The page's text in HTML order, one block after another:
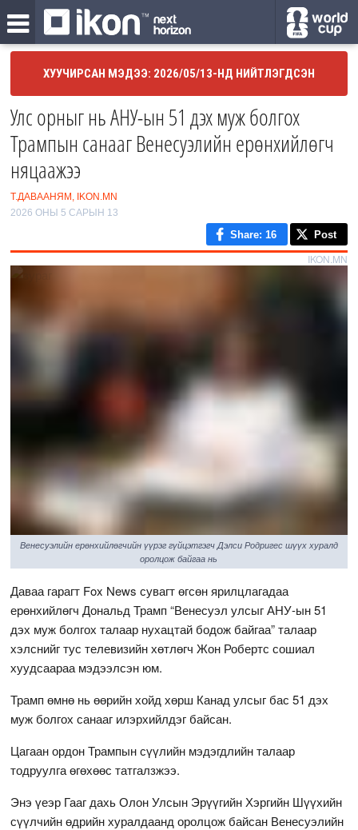
ХУУЧИРСАН МЭДЭЭ: 2026/05/13-НД НИЙТЛЭГДСЭН
Улс орныг нь АНУ-ын 51 дэх муж болгох
Трампын санааг Венесуэлийн ерөнхийлөгч
няцаажээ
Т.ДАВААНЯМ, IKON.MN
2026 ОНЫ 5 САРЫН 13
Share: 16 Post
IKON.MN
Венесуэлийн ерөнхийлөгчийн үүрэг гүйцэтгэгч Дэлси Родригес шүүх хуралд
оролцож байгаа нь
Даваа гарагт Fox News сувагт өгсөн ярилцлагадаа
ерөнхийлөгч Дональд Трамп “Венесуэл улсыг АНУ-ын 51
дэх муж болгох талаар нухацтай бодож байгаа” талаар
хэлснийг тус телевизийн хөтлөгч Жон Робертс сошиал
хуудсаараа мэдээлсэн юм.
Трамп өмнө нь өөрийн хойд хөрш Канад улсыг бас 51 дэх
муж болгох санааг илэрхийлдэг байсан.
Цагаан ордон Трампын сүүлийн мэдэгдлийн талаар
тодруулга өгөхөөс татгалзжээ.
Энэ үеэр Гааг дахь Олон Улсын Эрүүгийн Хэргийн Шүүхийн
сүүлчийн өдрийн хуралдаанд оролцож байсан Венесуэлийн